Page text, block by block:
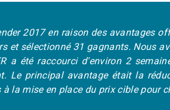
2017 en raison des avantages
et sélectionné 31 gagnants. Nous
a été raccourci d'environ 2
Le principal avantage était la
la mise en place du prix cible pour